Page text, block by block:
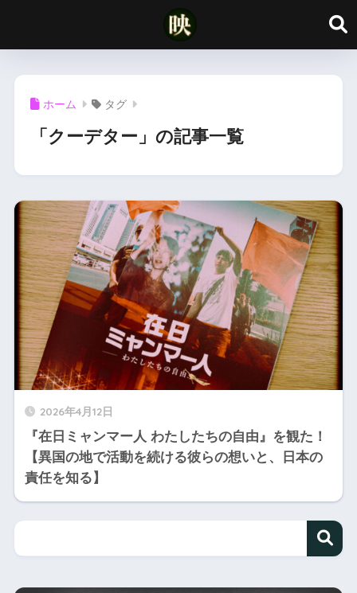
ホーム タグ
「クーデター」の記事一覧
2026年4月12日
『在日ミャンマー人 わたしたちの自由』を観た！
【異国の地で活動を続ける彼らの想いと、日本の
責任を知る】